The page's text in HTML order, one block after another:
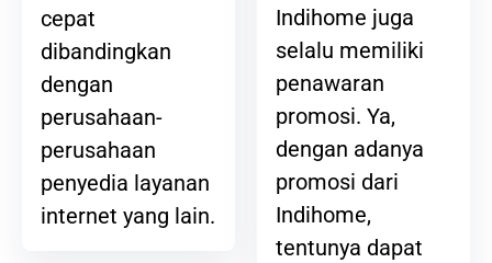
cepat
dibandingkan
dengan
perusahaan-
perusahaan
penyedia layanan
internet yang lain.
Indihome juga
selalu memiliki
penawaran
promosi. Ya,
dengan adanya
promosi dari
Indihome,
tentunya dapat